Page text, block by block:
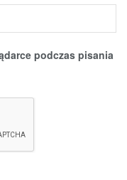
podczas pisania